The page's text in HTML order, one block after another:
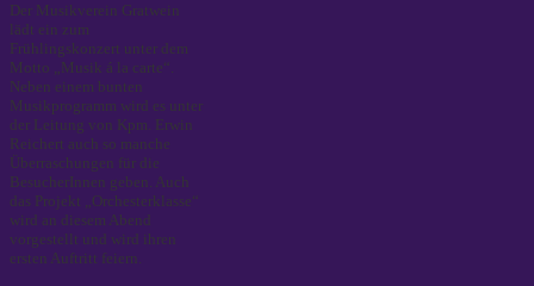
Der Musikverein Gratwein
lädt ein zum
Frühlingskonzert unter dem
Motto „Musik á la carte“.
Neben einem bunten
Musikprogramm wird es unter
der Leitung von Kpm. Erwin
Reichert auch so manche
Überraschungen für die
BesucherInnen geben. Auch
das Projekt „Orchesterklasse“
wird an diesem Abend
vorgestellt und wird ihren
ersten Auftritt feiern.